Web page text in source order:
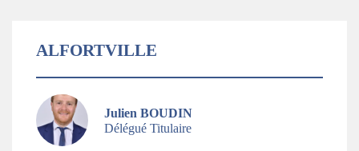
ALFORTVILLE
Julien BOUDIN
Délégué Titulaire